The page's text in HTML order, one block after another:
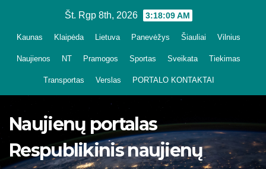
Št. Rgp 8th, 2026 3:18:10 AM
Kaunas Klaipėda Lietuva Panevėžys Šiauliai Vilnius
Naujienos NT Pramogos Sportas Sveikata Tiekimas
Transportas Verslas PORTALO KONTAKTAI
Naujienų portalas
Respublikinis naujienų